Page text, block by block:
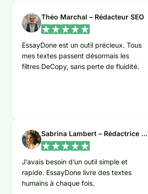
Théo Marchal – Rédacteur SEO
EssayDone est un outil précieux. Tous
mes textes passent désormais les
filtres DeCopy, sans perte de fluidité.
Sabrina Lambert – Rédactrice indépendante
J’avais besoin d’un outil simple et
rapide. EssayDone livre des textes
humains à chaque fois.